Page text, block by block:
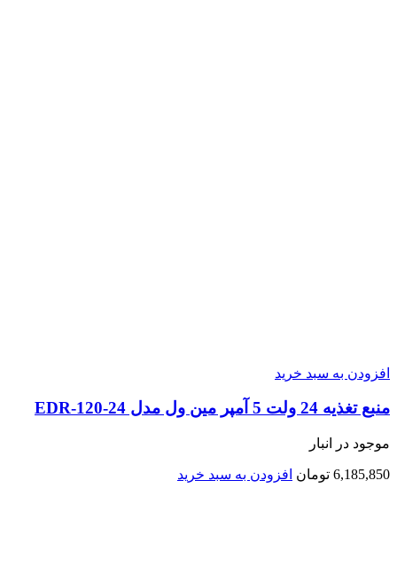
افزودن به سبد خرید
منبع تغذیه 24 ولت 5 آمپر مین ول مدل EDR-120-24
موجود در انبار
6,185,850 تومان افزودن به سبد خرید